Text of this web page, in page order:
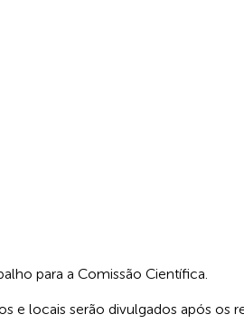
para a Comissão Científica.
e locais serão divulgados após os